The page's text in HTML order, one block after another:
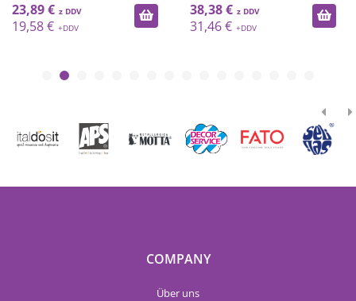
23,89 €
19,58 €
38,38 €
31,46 €
COMPANY
Über uns